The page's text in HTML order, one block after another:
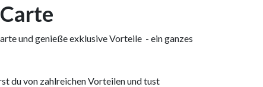
und genieße exklusive Vorteile - ein ganzes
du von zahlreichen Vorteilen und tust